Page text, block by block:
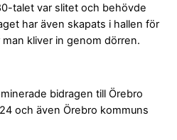
talet var slitet och behövde
har även skapats i hallen för
kliver in genom dörren.
bidragen till Örebro
och även Örebro kommuns